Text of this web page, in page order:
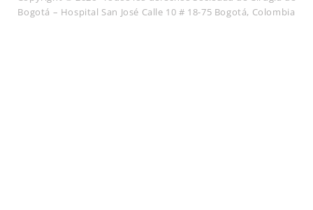
Bogotá – Hospital San José Calle 10 # 18-75 Bogotá, Colombia